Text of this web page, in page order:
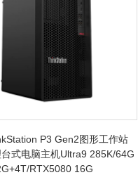
P3 Gen2图形工作站
式电脑主机Ultra9 285K/64G
RTX5080 16G